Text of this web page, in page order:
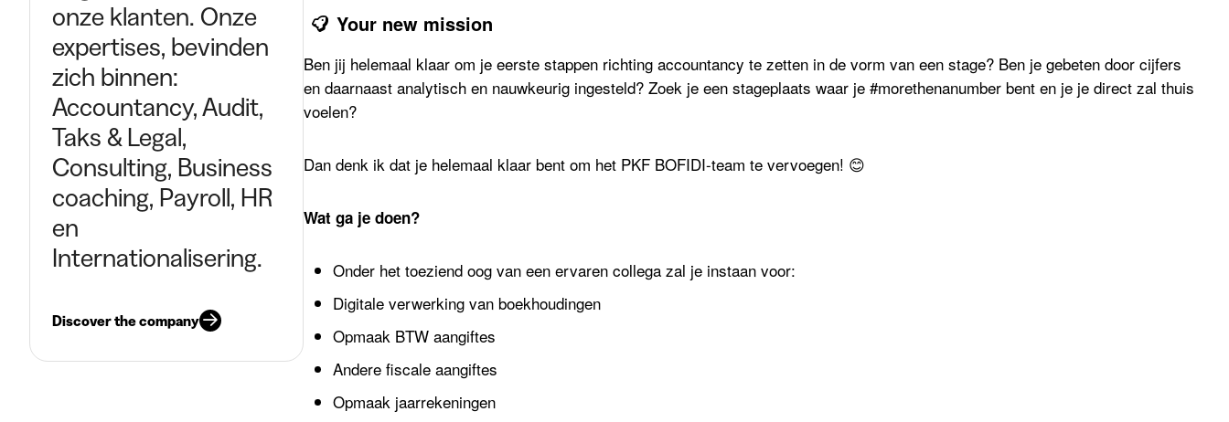
onze klanten. Onze
expertises, bevinden
zich binnen:
Accountancy, Audit,
Taks & Legal,
Consulting, Business
coaching, Payroll, HR
en
Internationalisering.
Discover the company
Your new mission
Ben jij helemaal klaar om je eerste stappen richting accountancy te zetten in de vorm van een stage? Ben je gebeten door cijfers
en daarnaast analytisch en nauwkeurig ingesteld? Zoek je een stageplaats waar je #morethenanumber bent en je je direct zal thuis
voelen?
Dan denk ik dat je helemaal klaar bent om het PKF BOFIDI-team te vervoegen! 😊
Wat ga je doen?
Onder het toeziend oog van een ervaren collega zal je instaan voor:
Digitale verwerking van boekhoudingen
Opmaak BTW aangiftes
Andere fiscale aangiftes
Opmaak jaarrekeningen